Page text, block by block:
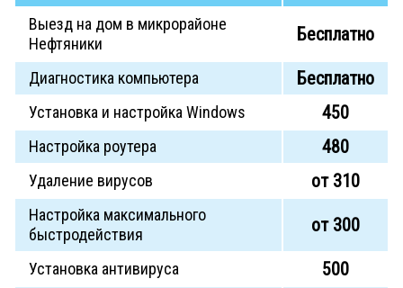
Выезд на дом в микрорайоне
Нефтяники
Бесплатно
Диагностика компьютера Бесплатно
Установка и настройка Windows 450
Настройка роутера 480
Удаление вирусов от 310
Настройка максимального
быстродействия
от 300
Установка антивируса 500